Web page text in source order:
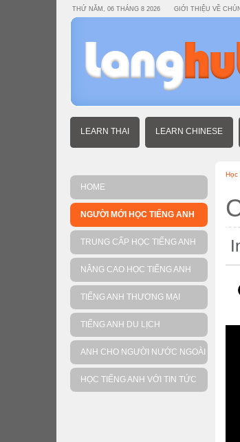
THỨ NĂM, 06 THÁNG 8 2026 GIỚI THIỆU VỀ
LEARN THAI LEARN CHINESE
Học
HOME
NGƯỜI MỚI HỌC TIẾNG ANH
TRUNG CẤP HỌC TIẾNG ANH
NÂNG CAO HỌC TIẾNG ANH
TIẾNG ANH THƯƠNG MẠI
TIẾNG ANH DU LỊCH
ANH CHO NGƯỜI NƯỚC NGOÀI
HỌC TIẾNG ANH VỚI TIN TỨC